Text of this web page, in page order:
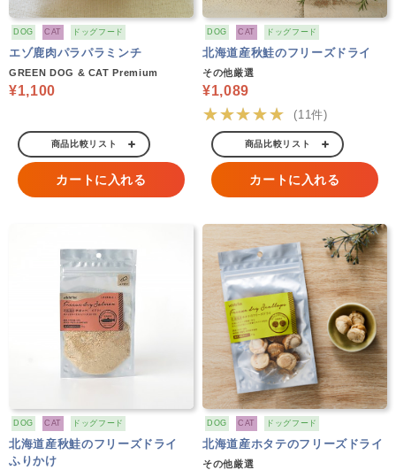
DOG CAT ドッグフード
エゾ鹿肉パラパラミンチ
GREEN DOG & CAT Premium
¥1,100
商品比較リスト
カートに入れる
DOG CAT ドッグフード
北海道産秋鮭のフリーズドライ
その他厳選
¥1,089
★★★★★ (11件)
商品比較リスト
カートに入れる
DOG CAT ドッグフード
北海道産秋鮭のフリーズドライ
ふりかけ
DOG CAT ドッグフード
北海道産ホタテのフリーズドライ
その他厳選